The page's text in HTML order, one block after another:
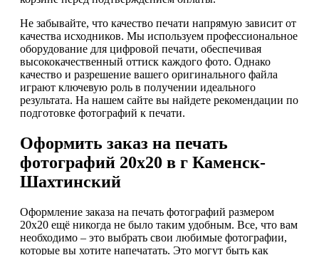
Не забывайте, что качество печати напрямую зависит от
качества исходников. Мы используем профессиональное
оборудование для цифровой печати, обеспечивая
высококачественный оттиск каждого фото. Однако
качество и разрешение вашего оригинального файла
играют ключевую роль в получении идеального
результата. На нашем сайте вы найдете рекомендации по
подготовке фотографий к печати.
Оформить заказ на печать
фотографий 20х20 в г Каменск-
Шахтинский
Оформление заказа на печать фотографий размером
20х20 ещё никогда не было таким удобным. Все, что вам
необходимо – это выбрать свои любимые фотографии,
которые вы хотите напечатать. Это могут быть как